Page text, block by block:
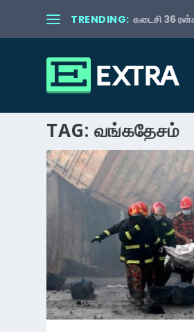
TRENDING: கடைசி 36
TAG: வங்கதேசம்